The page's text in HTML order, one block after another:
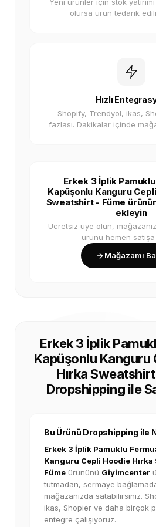
olursa ürün tedarik
Hızlı
Shopify, Trendyol, ikas,
fazlası. Dakikalar içinde
Erkek 3 İplik
Kapüşonlu Kanguru
Sweatshirt - Füme
ekleyin
Ücretsiz üye olun,
ürünü hemen
Mağazamı
Erkek 3 İplik
Kapüşonlu Kanguru
Hırka
Dropshipping ile
Bu Ürünü Dropshipping ile
Erkek 3 İplik Pamuklu
Kanguru Cepli Hoodie
Füme ürününü Giyimcenter
tutmadan, sermaye
mağazanızda satabilirsiniz.
ikas, Shopier ve daha birçok
entegre çalışıyoruz.